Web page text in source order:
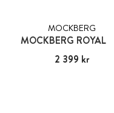
MOCKBERG
MOCKBERG ROYAL
Pris :2 399 kr
2 399 kr